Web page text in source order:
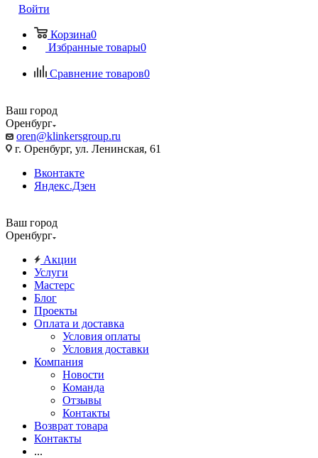
Войти
Корзина0
Избранные товары0
Сравнение товаров0
Ваш город
Оренбург
oren@klinkersgroup.ru
г. Оренбург, ул. Ленинская, 61
Вконтакте
Яндекс.Дзен
Ваш город
Оренбург
Акции
Услуги
Мастерс
Блог
Проекты
Оплата и доставка
Условия оплаты
Условия доставки
Компания
Новости
Команда
Отзывы
Контакты
Возврат товара
Контакты
...